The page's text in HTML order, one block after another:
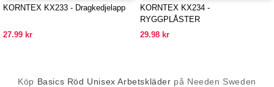
KORNTEX KX233 - Dragkedjelapp
27.99 kr
KORNTEX KX234 -
RYGGPLÅSTER
29.98 kr
Köp Basics Röd Unisex Arbetskläder på Needen Sweden